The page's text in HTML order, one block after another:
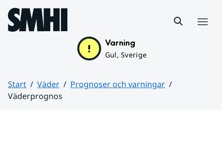
Hoppa till sidans innehåll
Varning
Gul, Sverige
Start Väder
Prognoser och varningar
Väderprognos